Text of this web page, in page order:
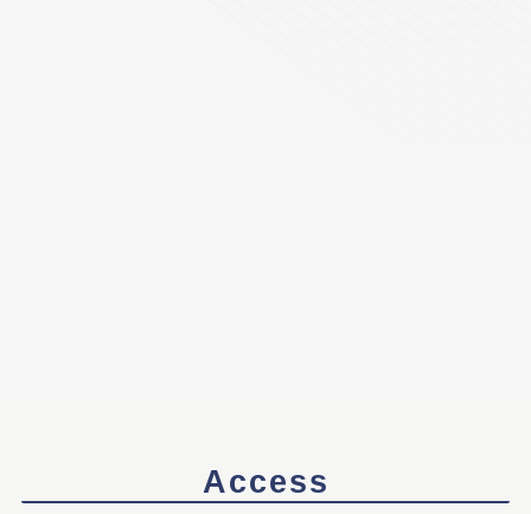
Access